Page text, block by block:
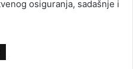
osiguranja, sadašnje i